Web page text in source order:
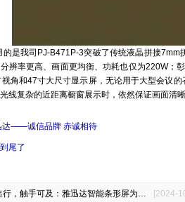
是我司PJ-B471P-3突破了传统液晶拼接7mm
辨率更高、画面更均衡、功耗也仅为220W；
视角和47寸大尺寸显示屏，无论用于大型会议
线复杂的近距离橱窗展示时，依然保证画面清
达——诚信品牌 赤诚相待
尾了
[2024-
触手可及：雅迅达智能条形屏为地铁公交注入新活力